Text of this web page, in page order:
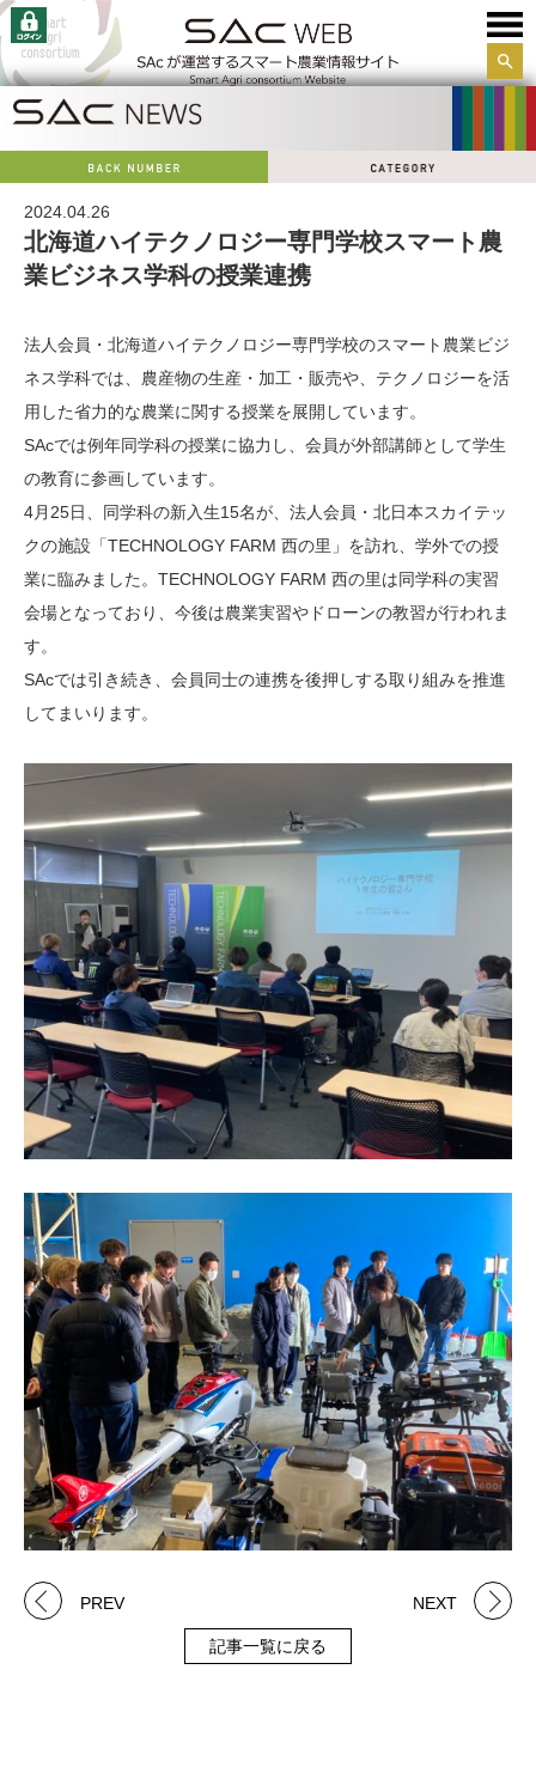
サイ
2024.04.26
北海道ハイテクノロジー専門学校スマート農
業ビジネス学科の授業連携
法人会員・北海道ハイテクノロジー専門学校のスマート農業ビジ
ネス学科では、農産物の生産・加工・販売や、テクノロジーを活
用した省力的な農業に関する授業を展開しています。
SAcでは例年同学科の授業に協力し、会員が外部講師として学生
の教育に参画しています。
4月25日、同学科の新入生15名が、法人会員・北日本スカイテッ
クの施設「TECHNOLOGY FARM 西の里」を訪れ、学外での授
業に臨みました。TECHNOLOGY FARM 西の里は同学科の実習
会場となっており、今後は農業実習やドローンの教習が行われま
す。
SAcでは引き続き、会員同士の連携を後押しする取り組みを推進
してまいります。
PREV
記事一覧に戻る
NEXT